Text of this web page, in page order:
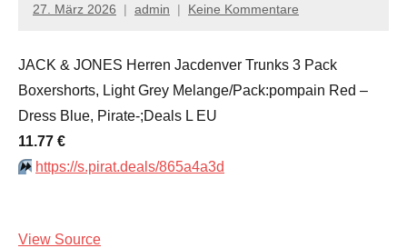
27. März 2026 admin Keine Kommentare
JACK & JONES Herren Jacdenver Trunks 3 Pack
Boxershorts, Light Grey Melange/Pack:pompain Red –
Dress Blue, Pirate-;Deals L EU
11.77 €
⏩️ https://s.pirat.deals/865a4a3d
View Source